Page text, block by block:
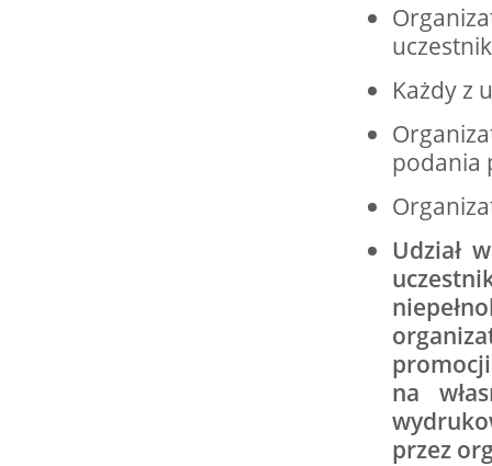
Każdy z
podania
Udział
na
przez